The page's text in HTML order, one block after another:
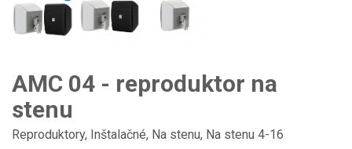
AMC 04 - reproduktor na
stenu
Reproduktory, Inštalačné, Na stenu, Na stenu 4-16